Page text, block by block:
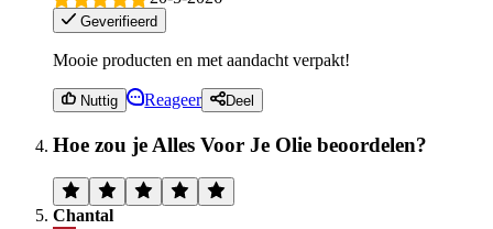
Geverifieerd
Mooie producten en met aandacht verpakt!
Nuttig Reageer Deel
Hoe zou je Alles Voor Je Olie beoordelen?
Chantal